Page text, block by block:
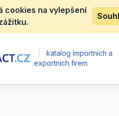
cookies na vylepšení
katalog importních a
exportních firem